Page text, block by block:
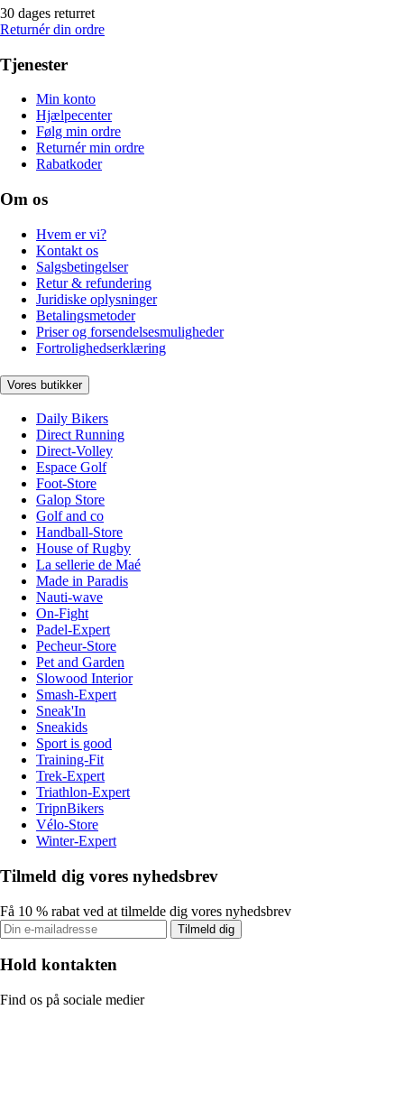
30 dages returret
Returnér din ordre
Tjenester
Min konto
Hjælpecenter
Følg min ordre
Returnér min ordre
Rabatkoder
Om os
Hvem er vi?
Kontakt os
Salgsbetingelser
Retur & refundering
Juridiske oplysninger
Betalingsmetoder
Priser og forsendelsesmuligheder
Fortrolighedserklæring
Vores butikker
Daily Bikers
Direct Running
Direct-Volley
Espace Golf
Foot-Store
Galop Store
Golf and co
Handball-Store
House of Rugby
La sellerie de Maé
Made in Paradis
Nauti-wave
On-Fight
Padel-Expert
Pecheur-Store
Pet and Garden
Slowood Interior
Smash-Expert
Sneak'In
Sneakids
Sport is good
Training-Fit
Trek-Expert
Triathlon-Expert
TripnBikers
Vélo-Store
Winter-Expert
Tilmeld dig vores nyhedsbrev
Få 10 % rabat ved at tilmelde dig vores nyhedsbrev
Tilmeld dig
Hold kontakten
Find os på sociale medier